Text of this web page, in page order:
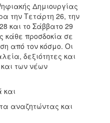
Δημιουργίας
την Τετάρτη 26, την
και το Σάββατο 29
κάθε προσδοκία σε
από τον κόσμο. Οι
δεξιότητες και
των νέων
και
αναζητώντας και